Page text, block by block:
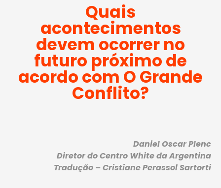
Quais
acontecimentos
devem ocorrer no
futuro próximo de
acordo com O Grande
Conflito?
Daniel Oscar Plenc
Diretor do Centro White da Argentina
Tradução – Cristiane Perassol Sartorti